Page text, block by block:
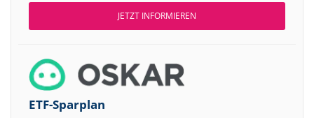
JETZT INFORMIEREN
ETF-Sparplan